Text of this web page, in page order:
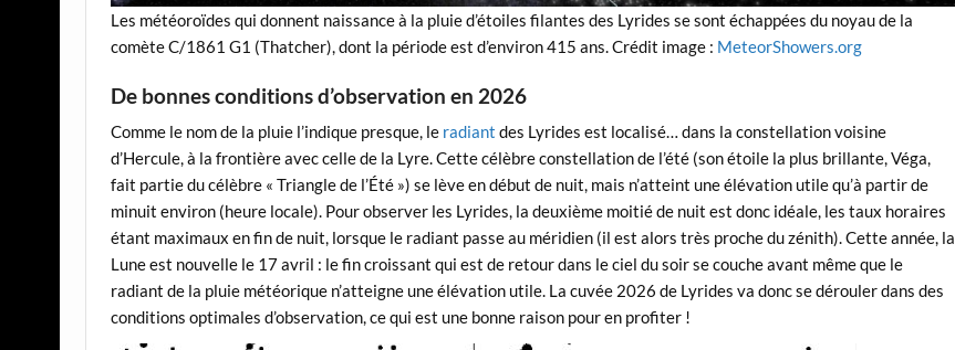
Les météoroïdes qui donnent naissance à la pluie d’étoiles filantes des Lyrides se sont échappées du noyau de la
comète C/1861 G1 (Thatcher), dont la période est d’environ 415 ans. Crédit image : MeteorShowers.org
De bonnes conditions d’observation en 2026
Comme le nom de la pluie l’indique presque, le radiant des Lyrides est localisé… dans la constellation voisine
d’Hercule, à la frontière avec celle de la Lyre. Cette célèbre constellation de l’été (son étoile la plus brillante, Véga,
fait partie du célèbre « Triangle de l’Été ») se lève en début de nuit, mais n’atteint une élévation utile qu’à partir de
minuit environ (heure locale). Pour observer les Lyrides, la deuxième moitié de nuit est donc idéale, les taux horaires
étant maximaux en fin de nuit, lorsque le radiant passe au méridien (il est alors très proche du zénith). Cette année, la
Lune est nouvelle le 17 avril : le fin croissant qui est de retour dans le ciel du soir se couche avant même que le
radiant de la pluie météorique n’atteigne une élévation utile. La cuvée 2026 de Lyrides va donc se dérouler dans des
conditions optimales d’observation, ce qui est une bonne raison pour en profiter !